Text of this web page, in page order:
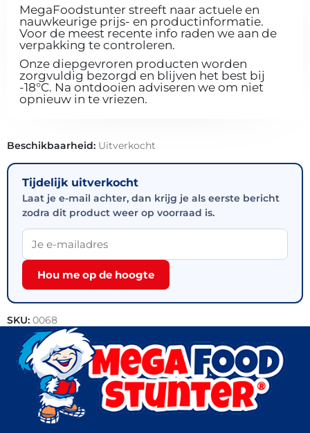
MegaFoodstunter streeft naar actuele en
nauwkeurige prijs- en productinformatie.
Voor de meest recente info raden we aan de
verpakking te controleren.
Onze diepgevroren producten worden
zorgvuldig bezorgd en blijven het best bij
-18°C. Na ontdooien adviseren we om niet
opnieuw in te vriezen.
Beschikbaarheid: Uitverkocht
Tijdelijk uitverkocht
Laat je e-mail achter, dan krijg je als eerste bericht
zodra dit product weer op voorraad is.
Hou me op de hoogte
SKU: 0068
Categorie: Kip